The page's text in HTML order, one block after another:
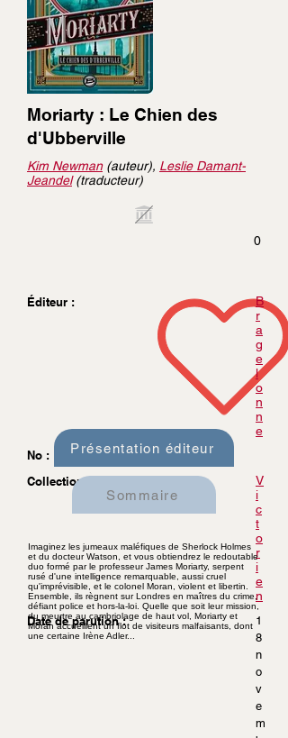
Moriarty : Le Chien des
d'Ubberville
Kim Newman(auteur), Leslie Damant-
Jeandel(traducteur)
0
Éditeur :
B
r
a
g
e
l
o
n
n
e
No :
Collection :
V
i
c
t
o
r
i
e
n
Date de parution :
1
8
n
o
v
e
m
Présentation éditeur
Sommaire
Imaginez les jumeaux maléfiques de Sherlock Holmes
et du docteur Watson, et vous obtiendrez le redoutable
duo formé par le professeur James Moriarty, serpent
rusé d'une intelligence remarquable, aussi cruel
qu'imprévisible, et le colonel Moran, violent et libertin.
Ensemble, ils règnent sur Londres en maîtres du crime,
défiant police et hors-la-loi. Quelle que soit leur mission,
du meurtre au cambriolage de haut vol, Moriarty et
Moran accueillent un flot de visiteurs malfaisants, dont
une certaine Irène Adler...